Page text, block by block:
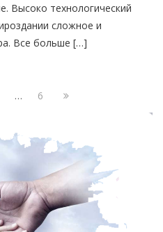
Высоко технологический
сложное и
Все больше […]
… 6